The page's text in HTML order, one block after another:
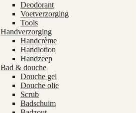
Deodorant
Voetverzorging
Tools
Handverzorging
Handcrème
Handlotion
Handzeep
Bad & douche
Douche gel
Douche olie
Scrub
Badschuim